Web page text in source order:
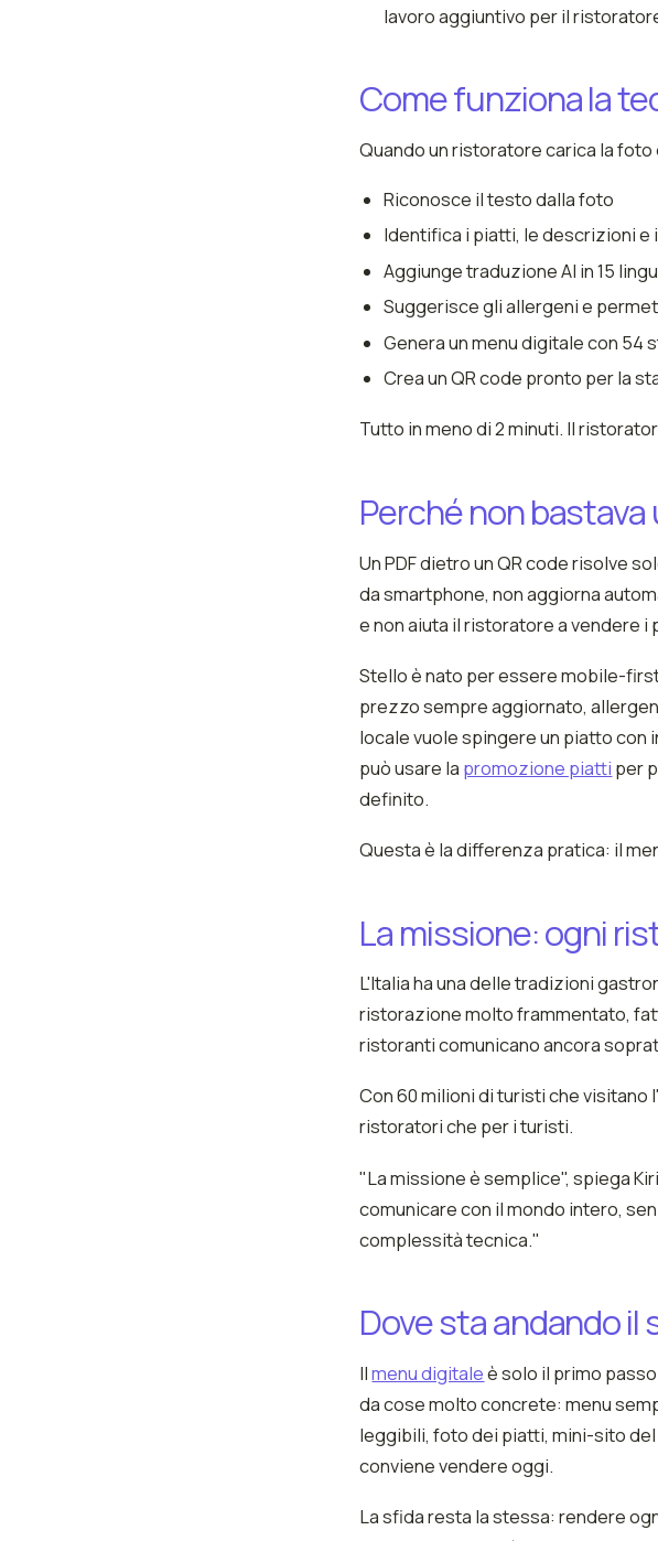
lavoro aggiuntivo per il
Come funziona la
Quando un ristoratore carica la
Riconosce il testo dalla foto
Identifica i piatti, le descrizioni e
Aggiunge traduzione AI in 15
Suggerisce gli allergeni e
Genera un menu digitale con 54
Crea un QR code pronto per la
Tutto in meno di 2 minuti. Il
Perché non bastava
Un PDF dietro un QR code risolve
da smartphone, non aggiorna
e non aiuta il ristoratore a vendere i
Stello è nato per essere mobile-
prezzo sempre aggiornato,
locale vuole spingere un piatto con
può usare la promozione piatti per
definito.
Questa è la differenza pratica: il
La missione: ogni
L'Italia ha una delle tradizioni
ristorazione molto frammentato,
ristoranti comunicano ancora
Con 60 milioni di turisti che visitano
ristoratori che per i turisti.
"La missione è semplice", spiega
comunicare con il mondo intero,
complessità tecnica."
Dove sta andando il
Ilmenu digitaleè solo il primo
da cose molto concrete: menu
leggibili, foto dei piatti, mini-sito
conviene vendere oggi.
La sfida resta la stessa: rendere